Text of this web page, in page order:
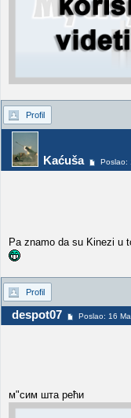
Profil
Kaćuša Poslao:
Pa znamo da su Kinezi u
Profil
despot07 Poslao: 16
м"сим шта рећи